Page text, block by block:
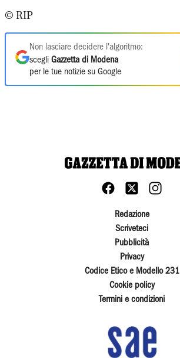
© RIP
Non lasciare decidere l'algoritmo:
scegli Gazzetta di Modena
per le tue notizie su Google
Redazione
Scriveteci
Pubblicità
Privacy
Codice Etico e Modello 231
Cookie policy
Termini e condizioni